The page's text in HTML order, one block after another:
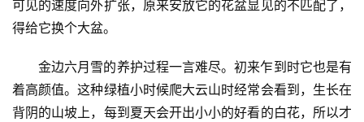
可见的速度向外扩张，原来安放它的花盆显见的不匹配了，
得给它换个大盆。
金边六月雪的养护过程一言难尽。初来乍到时它也是有
着高颜值。这种绿植小时候爬大云山时经常会看到，生长在
背阴的山坡上，每到夏天会开出小小的好看的白花，所以才